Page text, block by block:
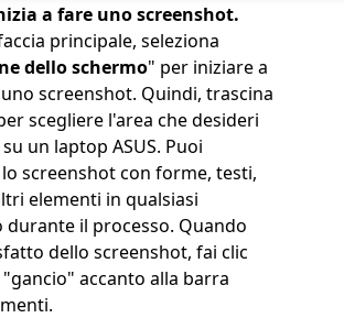
a fare uno screenshot.
principale, seleziona
dello schermo" per iniziare a
screenshot. Quindi, trascina
scegliere l'area che desideri
un laptop ASUS. Puoi
screenshot con forme, testi,
elementi in qualsiasi
durante il processo. Quando
dello screenshot, fai clic
accanto alla barra